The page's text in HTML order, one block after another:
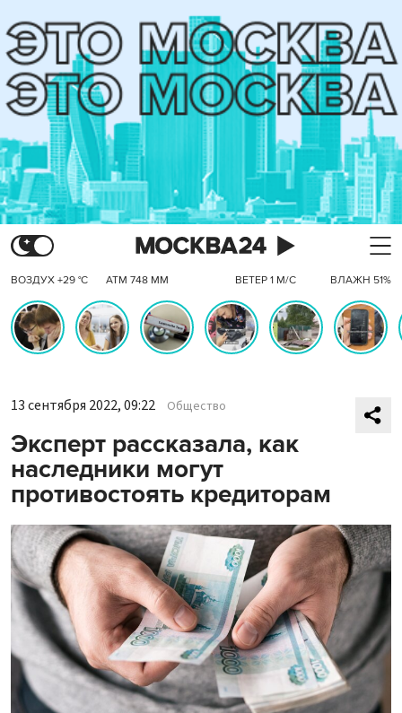
ВОЗДУХ +29 °C АТМ 748 ММ ВЕТЕР 1 М/С ВЛАЖН 51%
13 сентября 2022, 09:22 Общество
Эксперт рассказала, как
наследники могут
противостоять кредиторам